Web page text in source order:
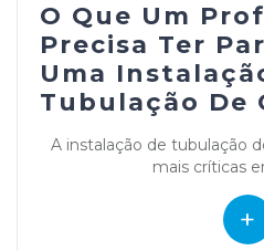
O Que Um
Precisa Ter
Uma
Tubulação De
A instalação de tubulação
mais críticas
+